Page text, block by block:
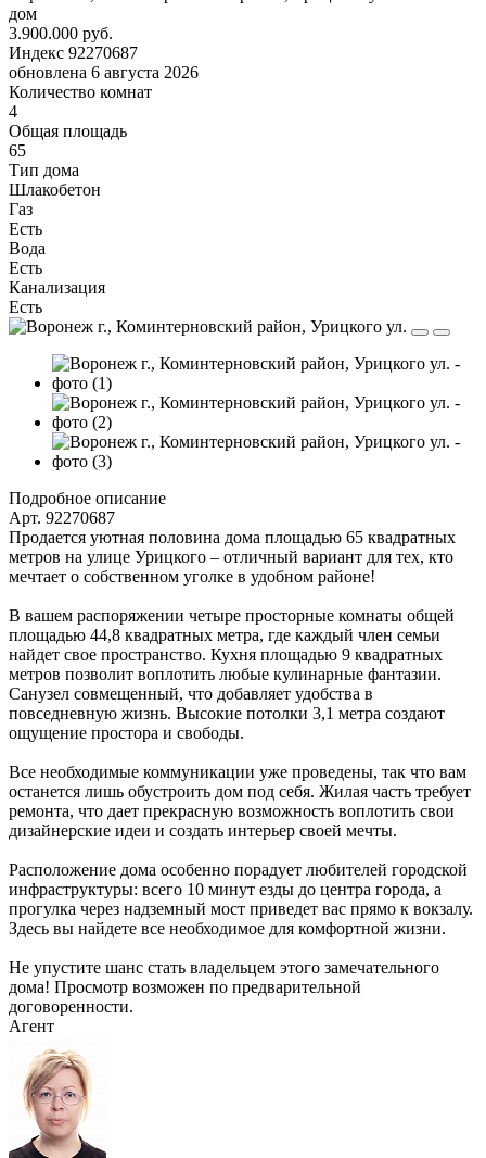
дом
3.900.000 руб.
Индекс 92270687
обновлена 6 августа 2026
Количество комнат
4
Общая площадь
65
Тип дома
Шлакобетон
Газ
Есть
Вода
Есть
Канализация
Есть
Подробное описание
Арт. 92270687
Продается уютная половина дома площадью 65 квадратных
метров на улице Урицкого – отличный вариант для тех, кто
мечтает о собственном уголке в удобном районе!
В вашем распоряжении четыре просторные комнаты общей
площадью 44,8 квадратных метра, где каждый член семьи
найдет свое пространство. Кухня площадью 9 квадратных
метров позволит воплотить любые кулинарные фантазии.
Санузел совмещенный, что добавляет удобства в
повседневную жизнь. Высокие потолки 3,1 метра создают
ощущение простора и свободы.
Все необходимые коммуникации уже проведены, так что вам
останется лишь обустроить дом под себя. Жилая часть требует
ремонта, что дает прекрасную возможность воплотить свои
дизайнерские идеи и создать интерьер своей мечты.
Расположение дома особенно порадует любителей городской
инфраструктуры: всего 10 минут езды до центра города, а
прогулка через надземный мост приведет вас прямо к вокзалу.
Здесь вы найдете все необходимое для комфортной жизни.
Не упустите шанс стать владельцем этого замечательного
дома! Просмотр возможен по предварительной
договоренности.
Агент